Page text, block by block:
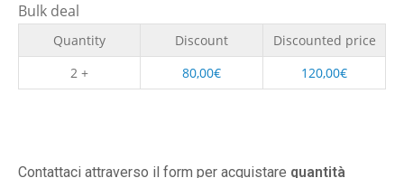
Bulk deal
Quantity Discount
Discounted price
2 +
80,00€ 120,00€
Contattaci attraverso il form per acquistare quantità